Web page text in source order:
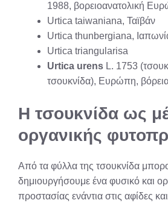
1988, βορειοανατολική
Urtica taiwaniana, Ταϊβάν
Urtica thunbergiana,
Urtica triangularisa
Urtica urens L. 1753
τσουκνίδα), Ευρώπη,
Η τσουκνίδα ως
οργανικής
Από τα φύλλα της τσουκνίδα
δημιουργήσουμε ένα φυσικό και
προστασίας ενάντια στις αφίδες